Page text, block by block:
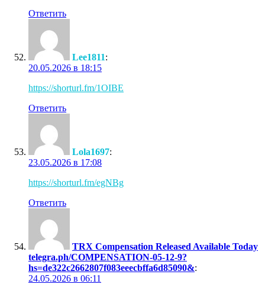
Ответить
Lee1811:
20.05.2026 в 18:15
https://shorturl.fm/1OIBE
Ответить
Lola1697:
23.05.2026 в 17:08
https://shorturl.fm/egNBg
Ответить
TRX Compensation Released Available Today
telegra.ph/COMPENSATION-05-12-9?
hs=de322c2662807f083eeecbffa6d85090&:
24.05.2026 в 06:11